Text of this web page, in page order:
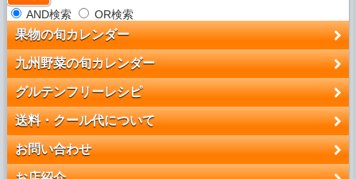
AND検索 OR検索
果物の旬カレンダー
九州野菜の旬カレンダー
グルテンフリーレシピ
送料・クール代について
お問い合わせ